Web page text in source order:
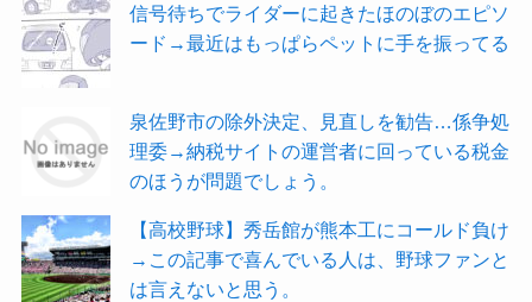
信号待ちでライダーに起きたほのぼのエピソ
ード→最近はもっぱらペットに手を振ってる
泉佐野市の除外決定、見直しを勧告…係争処
理委→納税サイトの運営者に回っている税金
のほうが問題でしょう。
【高校野球】秀岳館が熊本工にコールド負け
→この記事で喜んでいる人は、野球ファンと
は言えないと思う。